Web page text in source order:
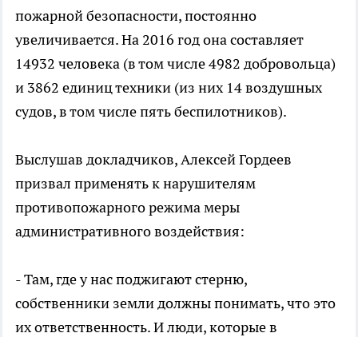
пожарной безопасности, постоянно
увеличивается. На 2016 год она составляет
14932 человека (в том числе 4982 добровольца)
и 3862 единиц техники (из них 14 воздушных
судов, в том числе пять беспилотников).
Выслушав докладчиков, Алексей Гордеев
призвал применять к нарушителям
противопожарного режима меры
административного воздействия:
- Там, где у нас поджигают стерню,
собственники земли должны понимать, что это
их ответственность. И люди, которые в